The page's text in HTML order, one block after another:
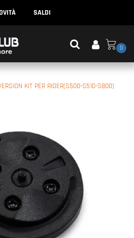
SALDI
0
KIT PER RIDER(S500-S510-S800)